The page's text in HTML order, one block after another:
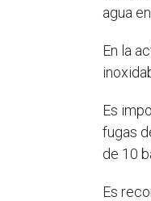
agua
En la
Es
fugas
de 10
Es